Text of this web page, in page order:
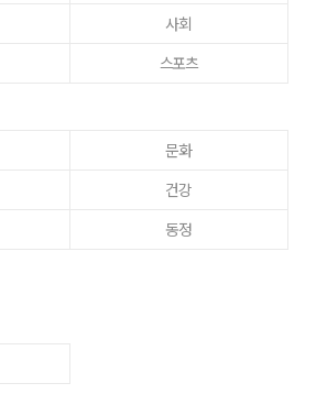
사회
스포츠
문화
건강
동정